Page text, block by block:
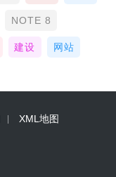
NOTE 8
建设 网站
XML地图